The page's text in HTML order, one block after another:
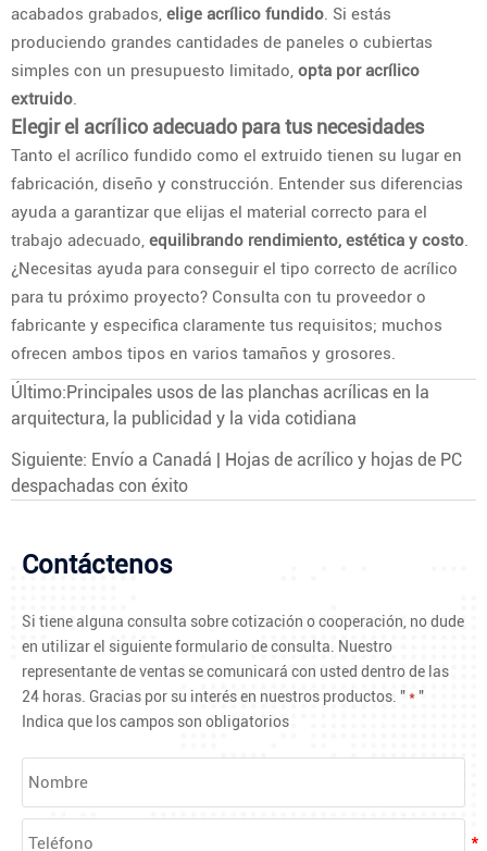
acabados grabados, elige acrílico fundido. Si estás
produciendo grandes cantidades de paneles o cubiertas
simples con un presupuesto limitado, opta por acrílico
extruido.
Elegir el acrílico adecuado para tus necesidades
Tanto el acrílico fundido como el extruido tienen su lugar en
fabricación, diseño y construcción. Entender sus diferencias
ayuda a garantizar que elijas el material correcto para el
trabajo adecuado, equilibrando rendimiento, estética y costo.
¿Necesitas ayuda para conseguir el tipo correcto de acrílico
para tu próximo proyecto? Consulta con tu proveedor o
fabricante y especifica claramente tus requisitos; muchos
ofrecen ambos tipos en varios tamaños y grosores.
Último:Principales usos de las planchas acrílicas en la
arquitectura, la publicidad y la vida cotidiana
Siguiente: Envío a Canadá | Hojas de acrílico y hojas de PC
despachadas con éxito
Contáctenos
Si tiene alguna consulta sobre cotización o cooperación, no dude
en utilizar el siguiente formulario de consulta. Nuestro
representante de ventas se comunicará con usted dentro de las
24 horas. Gracias por su interés en nuestros productos. "* "
Indica que los campos son obligatorios